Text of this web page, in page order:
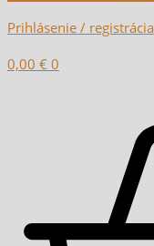
Prihlásenie / registrácia
0,00 € 0